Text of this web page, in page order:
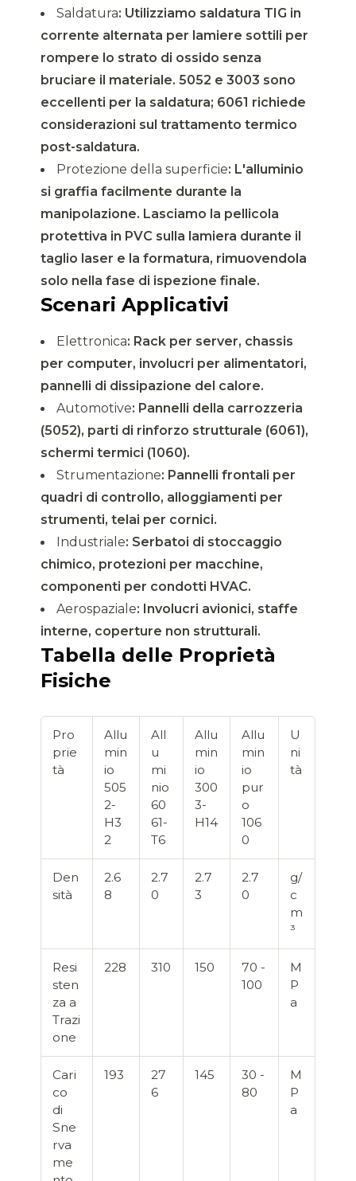
Saldatura: Utilizziamo saldatura TIG in
corrente alternata per lamiere sottili per
rompere lo strato di ossido senza
bruciare il materiale. 5052 e 3003 sono
eccellenti per la saldatura; 6061 richiede
considerazioni sul trattamento termico
post-saldatura.
Protezione della superficie: L'alluminio
si graffia facilmente durante la
manipolazione. Lasciamo la pellicola
protettiva in PVC sulla lamiera durante il
taglio laser e la formatura, rimuovendola
solo nella fase di ispezione finale.
Scenari Applicativi
Elettronica: Rack per server, chassis
per computer, involucri per alimentatori,
pannelli di dissipazione del calore.
Automotive: Pannelli della carrozzeria
(5052), parti di rinforzo strutturale (6061),
schermi termici (1060).
Strumentazione: Pannelli frontali per
quadri di controllo, alloggiamenti per
strumenti, telai per cornici.
Industriale: Serbatoi di stoccaggio
chimico, protezioni per macchine,
componenti per condotti HVAC.
Aerospaziale: Involucri avionici, staffe
interne, coperture non strutturali.
Tabella delle Proprietà
Fisiche
Pro
prie
tà
Allu
min
io
505
2-
H3
2
All
u
mi
nio
60
61-
T6
Allu
min
io
300
3-
H14
Allu
min
io
pur
o
106
0
U
ni
tà
Den
sità
2.6
8
2.7
0
2.7
3
2.7
0
g/
c
m
³
Resi
sten
za a
Trazi
one
228 310 150
70 -
100
M
P
a
Cari
co
di
Sne
rva
me
193
27
6
145
30 -
80
M
P
a